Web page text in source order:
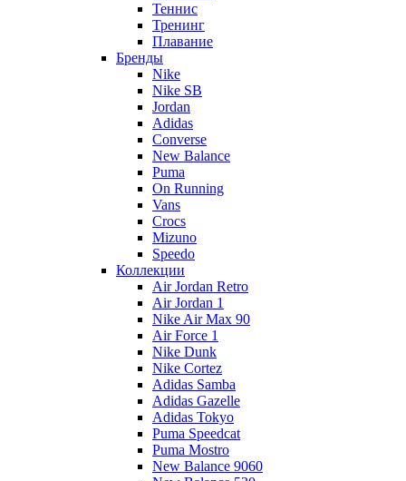
Теннис
Тренинг
Плавание
Бренды
Nike
Nike SB
Jordan
Adidas
Converse
New Balance
Puma
On Running
Vans
Crocs
Mizuno
Speedo
Коллекции
Air Jordan Retro
Air Jordan 1
Nike Air Max 90
Air Force 1
Nike Dunk
Nike Cortez
Adidas Samba
Adidas Gazelle
Adidas Tokyo
Puma Speedcat
Puma Mostro
New Balance 9060